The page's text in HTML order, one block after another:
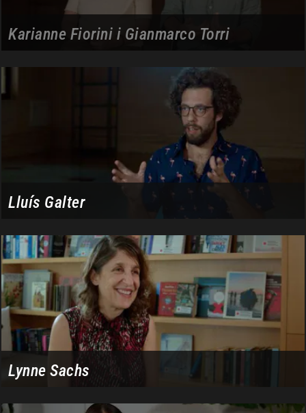
Karianne Fiorini i Gianmarco Torri
Lluís Galter
Lynne Sachs